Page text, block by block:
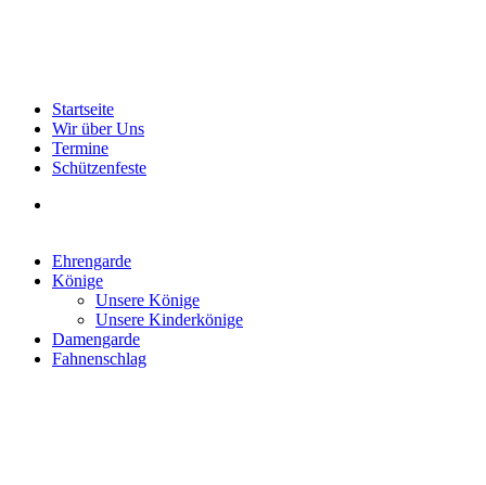
Startseite
Wir über Uns
Termine
Schützenfeste
Ehrengarde
Könige
Unsere Könige
Unsere Kinderkönige
Damengarde
Fahnenschlag